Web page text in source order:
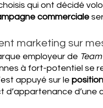
qui ont décidé
commerciale
marketing sur
employeur de
à fort-potentiel se
appuyé sur le
d’appartenance